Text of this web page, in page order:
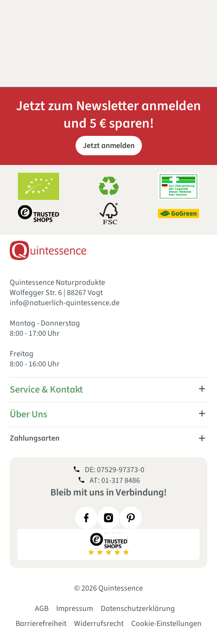
Jetzt zum Newsletter anmelden
und 5 € sparen!
Jetzt anmelden
Quintessence Naturprodukte
Wolfegger Str. 6 | 88267 Vogt
info@natuerlich-quintessence.de
Montag - Donnerstag
8:00 - 17:00 Uhr
Freitag
8:00 - 16:00 Uhr
Service & Kontakt
Über Uns
Zahlungsarten
Bleib mit uns inVerbindung!
DE: 07529-97373-0
AT: 01-317 8486
© 2026 Quintessence
AGB
Impressum
Datenschutzerklärung
Barrierefreiheit
Widerrufsrecht Cookie-Einstellungen